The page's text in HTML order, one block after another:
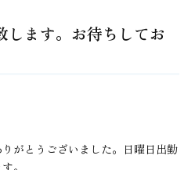
します。お待ちしてお
がとうございました。日曜日出勤
。